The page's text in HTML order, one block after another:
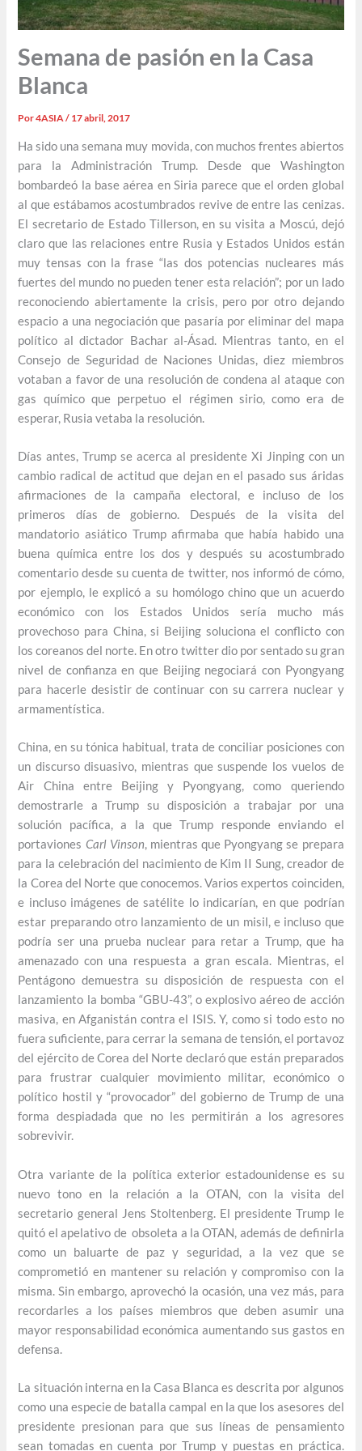
Semana de pasión en la Casa
Blanca
Por4ASIA/ 17 abril, 2017
Ha sido una semana muy movida, con muchos frentes abiertos
para la Administración Trump. Desde que Washington
bombardeó la base aérea en Siria parece que el orden global
al que estábamos acostumbrados revive de entre las cenizas.
El secretario de Estado Tillerson, en su visita a Moscú, dejó
claro que las relaciones entre Rusia y Estados Unidos están
muy tensas con la frase “las dos potencias nucleares más
fuertes del mundo no pueden tener esta relación”; por un lado
reconociendo abiertamente la crisis, pero por otro dejando
espacio a una negociación que pasaría por eliminar del mapa
político al dictador Bachar al-Ásad. Mientras tanto, en el
Consejo de Seguridad de Naciones Unidas, diez miembros
votaban a favor de una resolución de condena al ataque con
gas químico que perpetuo el régimen sirio, como era de
esperar, Rusia vetaba la resolución.
Días antes, Trump se acerca al presidente Xi Jinping con un
cambio radical de actitud que dejan en el pasado sus áridas
afirmaciones de la campaña electoral, e incluso de los
primeros días de gobierno. Después de la visita del
mandatorio asiático Trump afirmaba que había habido una
buena química entre los dos y después su acostumbrado
comentario desde su cuenta de twitter, nos informó de cómo,
por ejemplo, le explicó a su homólogo chino que un acuerdo
económico con los Estados Unidos sería mucho más
provechoso para China, si Beijing soluciona el conflicto con
los coreanos del norte. En otro twitter dio por sentado su gran
nivel de confianza en que Beijing negociará con Pyongyang
para hacerle desistir de continuar con su carrera nuclear y
armamentística.
China, en su tónica habitual, trata de conciliar posiciones con
un discurso disuasivo, mientras que suspende los vuelos de
Air China entre Beijing y Pyongyang, como queriendo
demostrarle a Trump su disposición a trabajar por una
solución pacífica, a la que Trump responde enviando el
portaviones Carl Vinson, mientras que Pyongyang se prepara
para la celebración del nacimiento de Kim II Sung, creador de
la Corea del Norte que conocemos. Varios expertos coinciden,
e incluso imágenes de satélite lo indicarían, en que podrían
estar preparando otro lanzamiento de un misil, e incluso que
podría ser una prueba nuclear para retar a Trump, que ha
amenazado con una respuesta a gran escala. Mientras, el
Pentágono demuestra su disposición de respuesta con el
lanzamiento la bomba “GBU-43”, o explosivo aéreo de acción
masiva, en Afganistán contra el ISIS. Y, como si todo esto no
fuera suficiente, para cerrar la semana de tensión, el portavoz
del ejército de Corea del Norte declaró que están preparados
para frustrar cualquier movimiento militar, económico o
político hostil y “provocador” del gobierno de Trump de una
forma despiadada que no les permitirán a los agresores
sobrevivir.
Otra variante de la política exterior estadounidense es su
nuevo tono en la relación a la OTAN, con la visita del
secretario general Jens Stoltenberg. El presidente Trump le
quitó el apelativo de obsoleta a la OTAN, además de definirla
como un baluarte de paz y seguridad, a la vez que se
comprometió en mantener su relación y compromiso con la
misma. Sin embargo, aprovechó la ocasión, una vez más, para
recordarles a los países miembros que deben asumir una
mayor responsabilidad económica aumentando sus gastos en
defensa.
La situación interna en la Casa Blanca es descrita por algunos
como una especie de batalla campal en la que los asesores del
presidente presionan para que sus líneas de pensamiento
sean tomadas en cuenta por Trump y puestas en práctica.